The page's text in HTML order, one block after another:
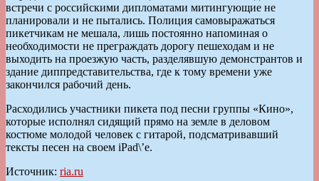
встречи с российскими дипломатами митингующие не
планировали и не пытались. Полиция самовыражаться
пикетчикам не мешала, лишь постоянно напоминая о
необходимости не преграждать дорогу пешеходам и не
выходить на проезжую часть, разделявшую демонстрантов и
здание диппредставительства, где к тому времени уже
закончился рабочий день.
Расходились участники пикета под песни группы «Кино»,
которые исполнял сидящий прямо на земле в деловом
костюме молодой человек с гитарой, подсматривавший
тексты песен на своем iPad\’e.
Источник: ria.ru